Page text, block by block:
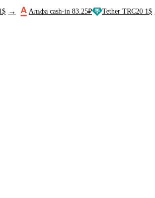
Альфа cash-in 83.25₽ Tether TRC20 1$ →